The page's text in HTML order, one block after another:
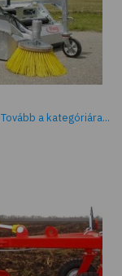
Tovább a kategóriára...